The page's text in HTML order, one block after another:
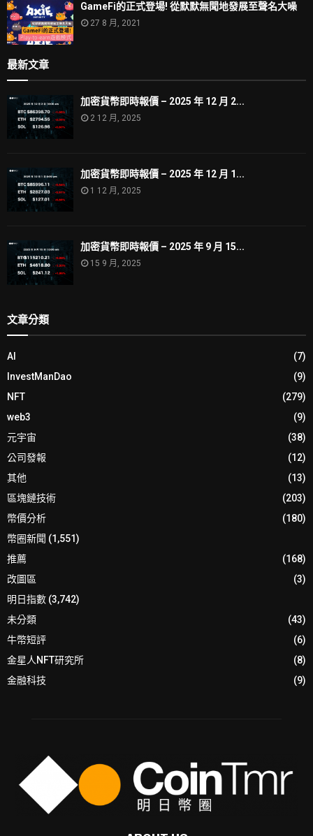
GameFi的正式登場! 從默默無聞地發展至聲名大噪
27 8 月, 2021
最新文章
加密貨幣即時報價 – 2025 年 12 月 2...
2 12 月, 2025
加密貨幣即時報價 – 2025 年 12 月 1...
1 12 月, 2025
加密貨幣即時報價 – 2025 年 9 月 15...
15 9 月, 2025
文章分類
AI
(7)
InvestManDao
(9)
NFT
(279)
web3
(9)
元宇宙
(38)
公司發報
(12)
其他
(13)
區塊鏈技術
(203)
幣價分析
(180)
幣圈新聞 (1,551)
推薦
(168)
改圖區
(3)
明日指數 (3,742)
未分類
(43)
牛幣短評
(6)
金星人NFT研究所
(8)
金融科技
(9)